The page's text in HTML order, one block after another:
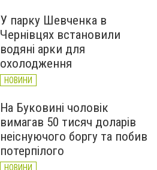
У парку Шевченка в
Чернівцях встановили
водяні арки для
охолодження
НОВИНИ
На Буковині чоловік
вимагав 50 тисяч доларів
неіснуючого боргу та побив
потерпілого
НОВИНИ